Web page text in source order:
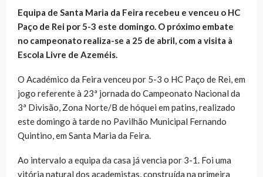
Equipa de Santa Maria da Feira recebeu e venceu o HC
Paço de Rei por 5-3 este domingo. O próximo embate
no campeonato realiza-se a 25 de abril, com a visita à
Escola Livre de Azeméis.
O Académico da Feira venceu por 5-3 o HC Paço de Rei, em
jogo referente à 23ª jornada do Campeonato Nacional da
3ª Divisão, Zona Norte/B de hóquei em patins, realizado
este domingo à tarde no Pavilhão Municipal Fernando
Quintino, em Santa Maria da Feira.
Ao intervalo a equipa da casa já vencia por 3-1. Foi uma
vitória natural dos academistas, construída na primeira